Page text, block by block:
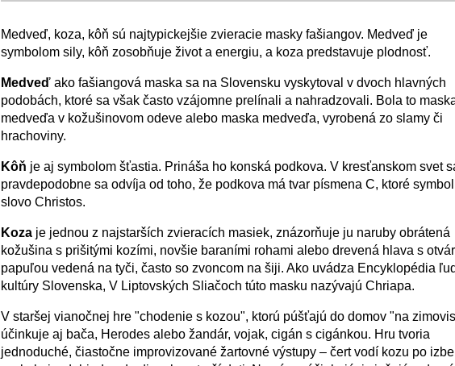
+ − ⛶
Medveď, koza, kôň sú najtypickejšie zvieracie masky fašiangov. Medveď je
symbolom sily, kôň zosobňuje život a energiu, a koza predstavuje plodnosť.
Medveďako fašiangová maska sa na Slovensku vyskytoval v dvoch hlavných
podobách, ktoré sa však často vzájomne prelínali a nahradzovali. Bola to
medveďa v kožušinovom odeve alebo maska medveďa, vyrobená zo slamy či
hrachoviny.
Kôň je aj symbolom šťastia. Prináša ho konská podkova. V kresťanskom svet
pravdepodobne sa odvíja od toho, že podkova má tvar písmena C, ktoré
slovo Christos.
Kozaje jednou z najstarších zvieracích masiek, znázorňuje ju naruby obrátená
kožušina s prišitými kozími, novšie baraními rohami alebo drevená hlava s
papuľou vedená na tyči, často so zvoncom na šiji. Ako uvádza Encyklopédia
kultúry Slovenska, V Liptovských Sliačoch túto masku nazývajú Chriapa.
V staršej vianočnej hre "chodenie s kozou", ktorú púšťajú do domov "na
účinkuje aj bača, Herodes alebo žandár, vojak, cigán s cigánkou. Hru tvoria
jednoduché, čiastočne improvizované žartovné výstupy – čert vodí kozu po